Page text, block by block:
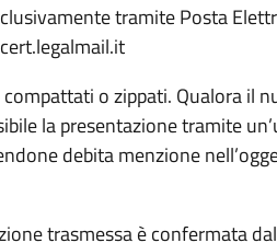
tramite Posta
o zippati. Qualora il
la presentazione tramite
debita menzione
trasmessa è confermata